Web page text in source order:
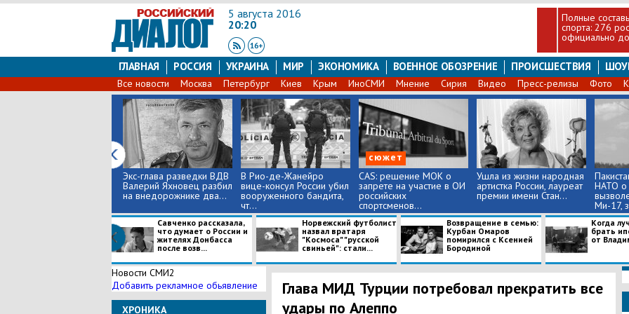
5 августа 2016
20:20
Полные
спорта: 276
официально
ГЛАВНАЯ РОССИЯ УКРАИНА МИР ЭКОНОМИКА ВОЕННОЕ ОБОЗРЕНИЕ ПРОИСШЕСТВИЯ
Все новости Москва Петербург Киев Крым ИноСМИ Мнение Сирия Видео Пресс-релизы Фото
Экс-глава разведки ВДВ
Валерий Яхновец разбил
на внедорожнике два...
В Рио-де-Жанейро
вице-консул России убил
вооруженного бандита,
чт...
сюжет
CAS: решение МОК о
запрете на участие в ОИ
российских
спортсменов...
Ушла из жизни народная
артистка России, лауреат
премии имени Стан...
НАТО о
Ми-17,
Савченко рассказала,
что думает о России и
жителях Донбасса
после возв...
Норвежский футболист
назвал вратаря
"Космоса" "русской
свиньей": стали...
Возвращение в семью:
Курбан Омаров
помирился с Ксенией
Бородиной
Когда
брать
от
Новости СМИ2
Добавить рекламное обьявление
ХРОНИКА
Глава МИД Турции потребовал прекратить все
удары по Алеппо